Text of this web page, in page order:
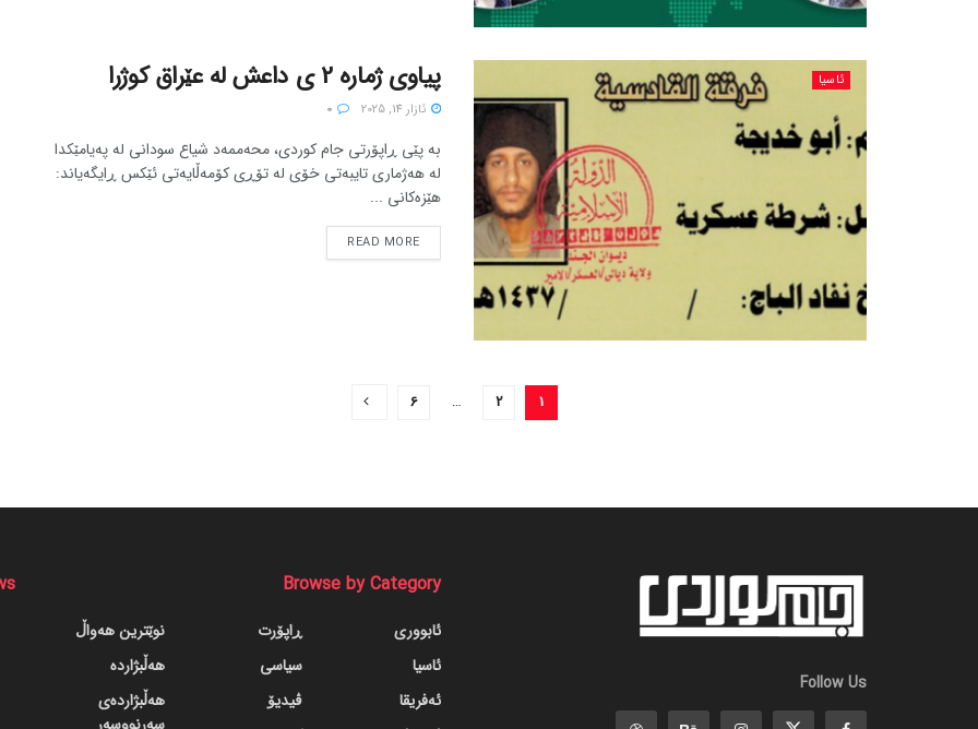
ئاسیا پیاوی ژمارە 2 ی داعش لە عێراق کوژرا
ئازار 14, 2025
بە پێی ڕاپۆرتی جام کوردی، محەممەد شیاع سودانی لە پەیامێکدا
لە هەژماری تایبەتی خۆی لە تۆڕی کۆمەڵایەتی ئێکس ڕایگەیاند:
هێزەکانی ...
READ MORE
1
2
…
6
Follow Us
Browse by Category
ئابووری
ئاسیا
ئەفریقا
ڕاپۆرت
سیاسی
ڤیدیۆ
نوێترین هەواڵ
هەڵبژاردە
هەڵبژاردەی